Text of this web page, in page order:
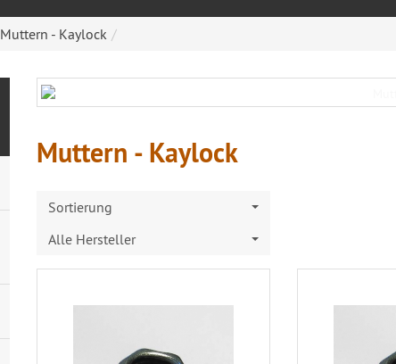
Muttern - Kaylock
Muttern - Kaylock
Sortierung
Alle Hersteller